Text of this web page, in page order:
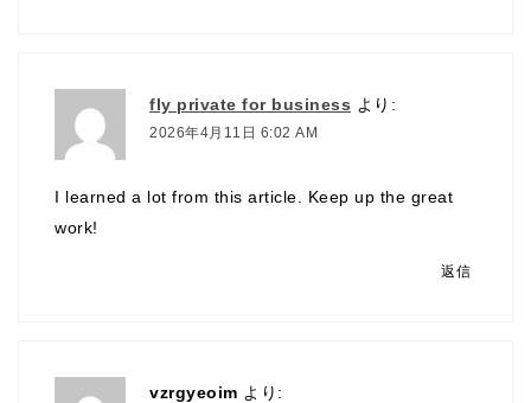
fly private for business より:
2026年4月11日 6:02 AM
I learned a lot from this article. Keep up the great
work!
返信
vzrgyeoim より: